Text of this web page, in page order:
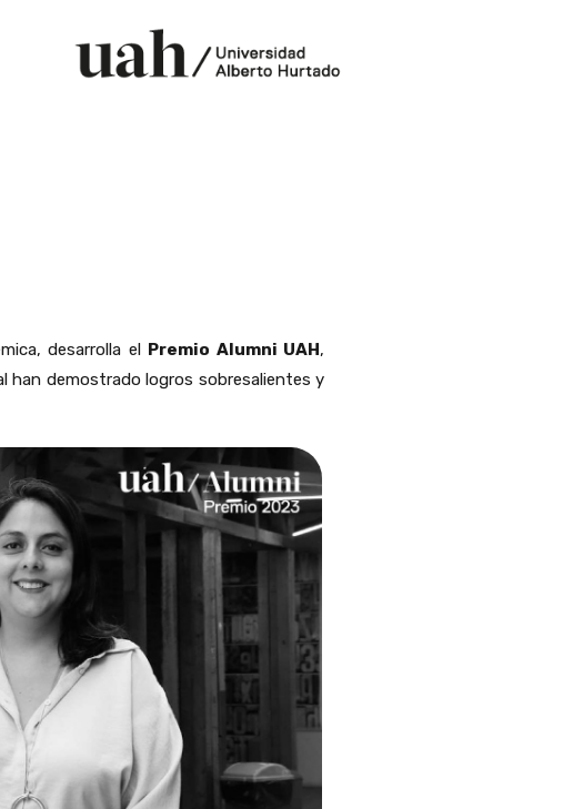
desarrolla el Premio Alumni UAH,
han demostrado logros sobresalientes y